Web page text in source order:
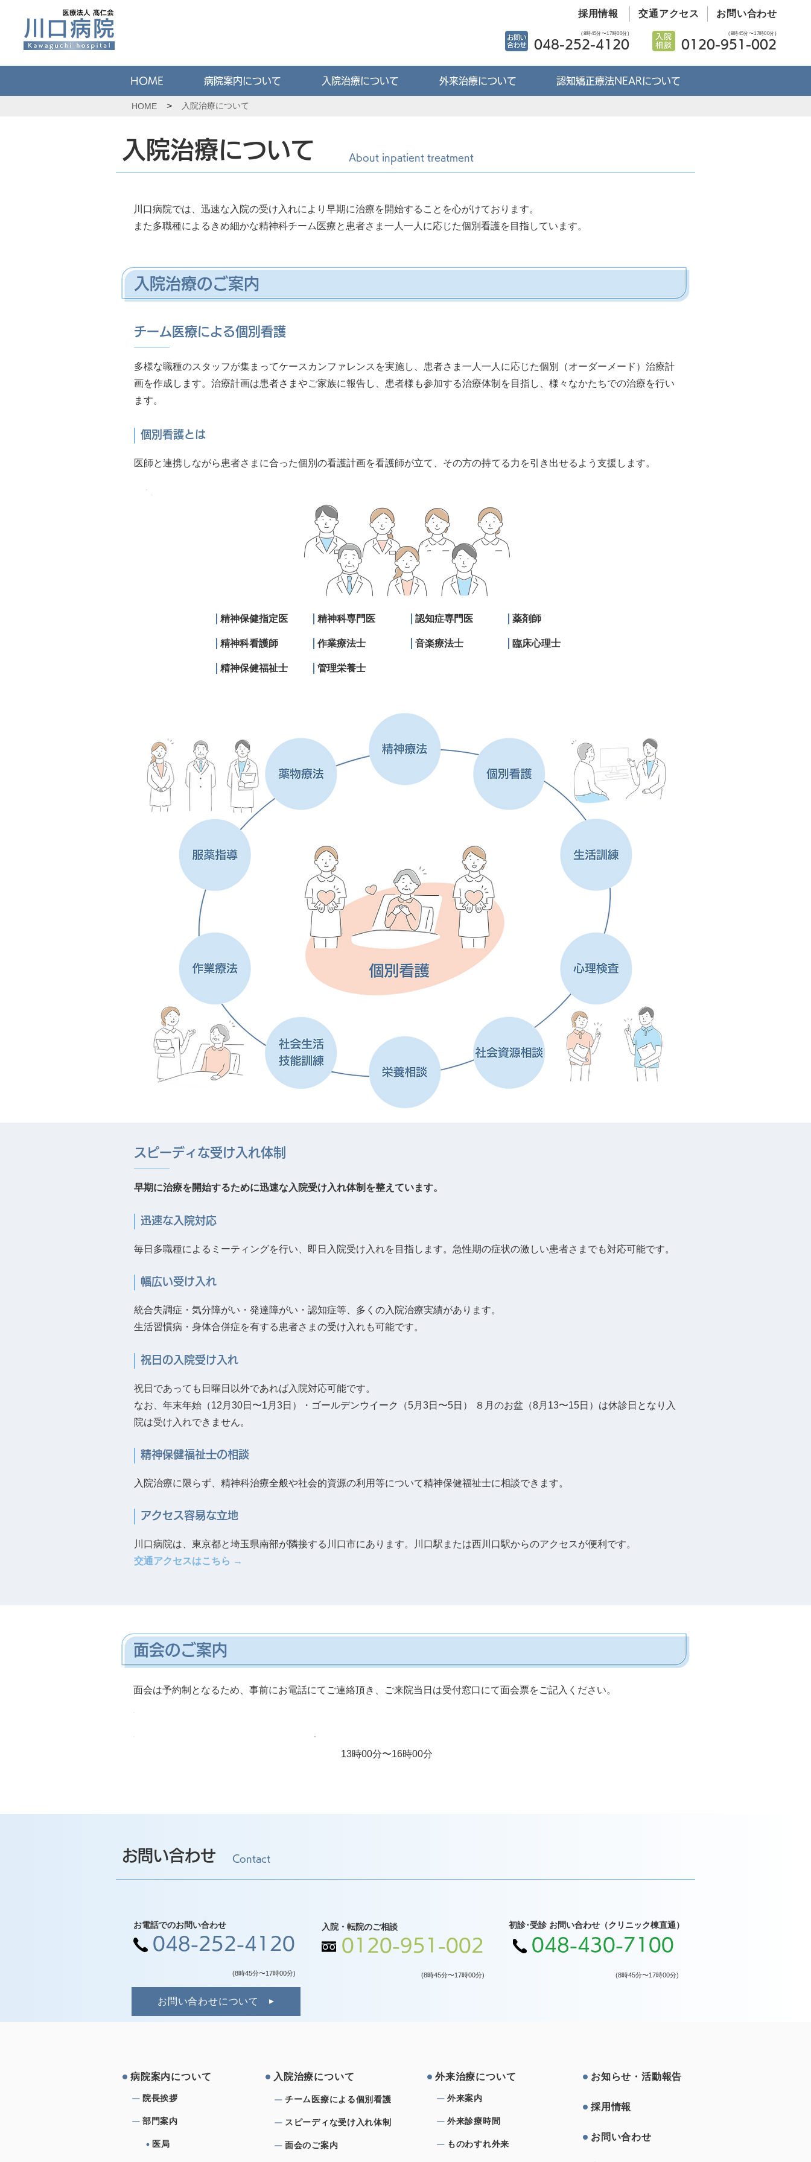
採用情報 交通アクセス お問い合わせ
(8時45分〜17時00分)
048-252-4120
(8時45分〜17時00分)
0120-951-002
HOME 病院案内について 入院治療について 外来治療について 認知矯正療法NEARについて
HOME > 入院治療について
入院治療について About inpatient treatment
川⼝病院では、迅速な⼊院の受け⼊れにより早期に治療を開始することを⼼がけております。
また多職種によるきめ細かな精神科チーム医療と患者さま⼀⼈⼀⼈に応じた個別看護を⽬指しています。
入院治療のご案内
チーム医療による個別看護
多様な職種のスタッフが集まってケースカンファレンスを実施し、患者さま⼀⼈⼀⼈に応じた個別（オーダーメード）治療計
画を作成します。治療計画は患者さまやご家族に報告し、患者様も参加する治療体制を⽬指し、様々なかたちでの治療を行い
ます。
個別看護とは
医師と連携しながら患者さまに合った個別の看護計画を看護師が立て、その方の持てる力を引き出せるよう支援します。
精神保健指定医
精神科看護師
精神保健福祉士
精神科専門医
作業療法士
管理栄養士
​認知症専門医
音楽療法士
薬剤師
臨床心理士
スピーディな受け入れ体制
早期に治療を開始するために迅速な⼊院受け⼊れ体制を整えています。
迅速な入院対応
毎⽇多職種によるミーティングを⾏い、即⽇⼊院受け⼊れを⽬指します。急性期の症状の激しい患者さまでも対応可能です。
幅広い受け入れ
統合失調症・気分障がい・発達障がい・認知症等、多くの⼊院治療実績があります。
⽣活習慣病・⾝体合併症を有する患者さまの受け⼊れも可能です。
祝日の入院受け入れ
祝⽇であっても⽇曜⽇以外であれば⼊院対応可能です。
なお、年末年始（12⽉30⽇〜1⽉3⽇）・ゴールデンウイーク（5⽉3⽇〜5⽇） ８⽉のお盆（8⽉13〜15⽇）は休診⽇となり⼊
院は受け入れできません。
精神保健福祉⼠の相談
⼊院治療に限らず、精神科治療全般や社会的資源の利⽤等について精神保健福祉⼠に相談できます。
アクセス容易な⽴地
川⼝病院は、東京都と埼⽟県南部が隣接する川⼝市にあります。川⼝駅または⻄川⼝駅からのアクセスが便利です。
交通アクセスはこちら →
面会のご案内
⾯会は予約制となるため、事前にお電話にてご連絡頂き、ご来院当⽇は受付窓⼝にて⾯会票をご記⼊ください。
13時00分〜16時00分
お問い合わせ Contact
お電話でのお問い合わせ
048-252-4120
(8時45分〜17時00分)
入院・転院のご相談
0120-951-002
(8時45分〜17時00分)
初診･受診 お問い合わせ（クリニック棟直通）
048-430-7100
(8時45分〜17時00分)
お問い合わせについて
病院案内について
院⻑挨拶
部⾨案内
医局
⼊院治療について
チーム医療による個別看護
スピーディな受け⼊れ体制
⾯会のご案内
外来治療について
外来案内
外来診療時間
ものわすれ外来
お知らせ・活動報告
採⽤情報
お問い合わせ